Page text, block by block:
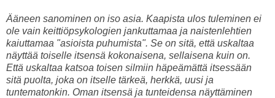
Ääneen sanominen on iso asia. Kaapista ulos tuleminen ei
ole vain keittiöpsykologien jankuttamaa ja naistenlehtien
kaiuttamaa "asioista puhumista". Se on sitä, että uskaltaa
näyttää toiselle itsensä kokonaisena, sellaisena kuin on.
Että uskaltaa katsoa toisen silmiin häpeämättä itsessään
sitä puolta, joka on itselle tärkeä, herkkä, uusi ja
tuntematonkin. Oman itsensä ja tunteidensa näyttäminen